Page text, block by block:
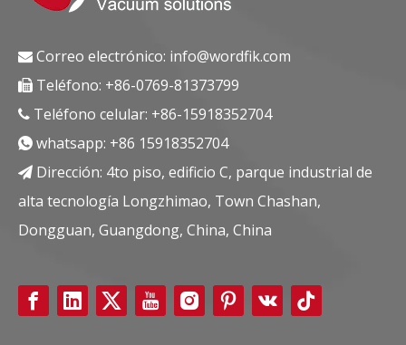
 Correo electrónico: info@wordfik.com
 Teléfono: +86-0769-81373799
 Teléfono celular: +86-15918352704
 whatsapp: +86 15918352704
 Dirección: 4to piso, edificio C, parque industrial de
alta tecnología Longzhimao, Town Chashan,
Dongguan, Guangdong, China, China